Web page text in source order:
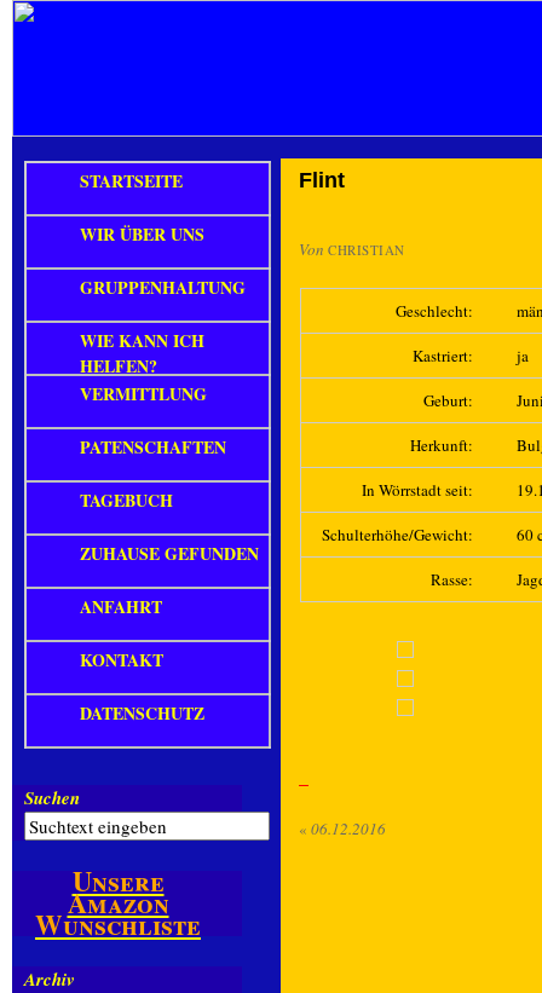
Flint
Von CHRISTIAN
Geschlecht:
Kastriert: ja
Geburt:
Herkunft:
In Wörrstadt seit:
Schulterhöhe/Gewicht: 60
Rasse:
« 06.12.2016
STARTSEITE
WIR ÜBER UNS
GRUPPENHALTUNG
WIE KANN ICH
HELFEN?
VERMITTLUNG
PATENSCHAFTEN
TAGEBUCH
ZUHAUSE GEFUNDEN
ANFAHRT
KONTAKT
DATENSCHUTZ
Suchen
Unsere
Amazon
Wunschliste
Archiv